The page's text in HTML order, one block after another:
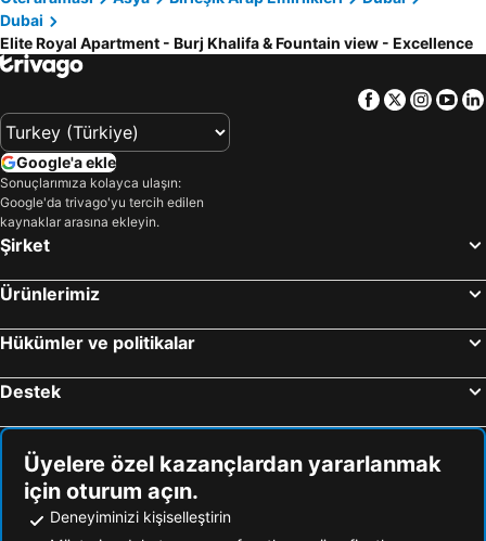
Dubai
Elite Royal Apartment - Burj Khalifa & Fountain view - Excellence
Facebook
Twitter
Google'a ekle
Sonuçlarımıza kolayca ulaşın:
Google'da trivago'yu tercih edilen
kaynaklar arasına ekleyin.
Şirket
Ürünlerimiz
Hükümler ve politikalar
Destek
Üyelere özel kazançlardan yararlanmak
için oturum açın.
Deneyiminizi kişiselleştirin